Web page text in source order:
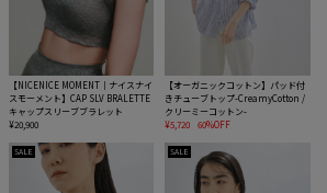
【NICENICE MOMENT｜ナイスナイ
スモーメント】CAP SLV BRALETTE
キャップスリーブブラレット
¥20,900
【オーガニックコットン】パッド付
きチューブトップ-CreamyCotton /
クリーミーコットン-
¥5,720
60%OFF
SALE SALE